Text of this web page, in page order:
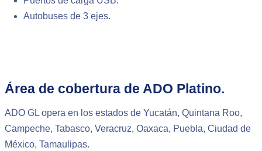
Autobuses de 3 ejes.
Área de cobertura de ADO Platino.
ADO GL opera en los estados de Yucatán, Quintana Roo,
Campeche, Tabasco, Veracruz, Oaxaca, Puebla, Ciudad de
México, Tamaulipas.